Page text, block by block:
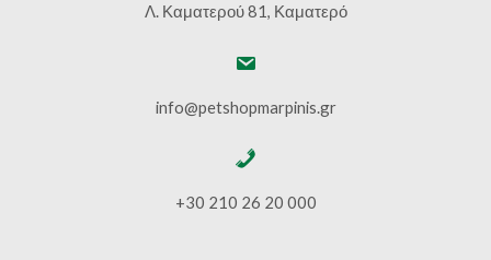
Λ. Καματερού 81, Καματερό
info@petshopmarpinis.gr
+30 210 26 20 000